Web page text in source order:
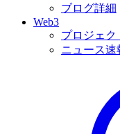
ブログ詳細
Web3
プロジェク
ニュース速